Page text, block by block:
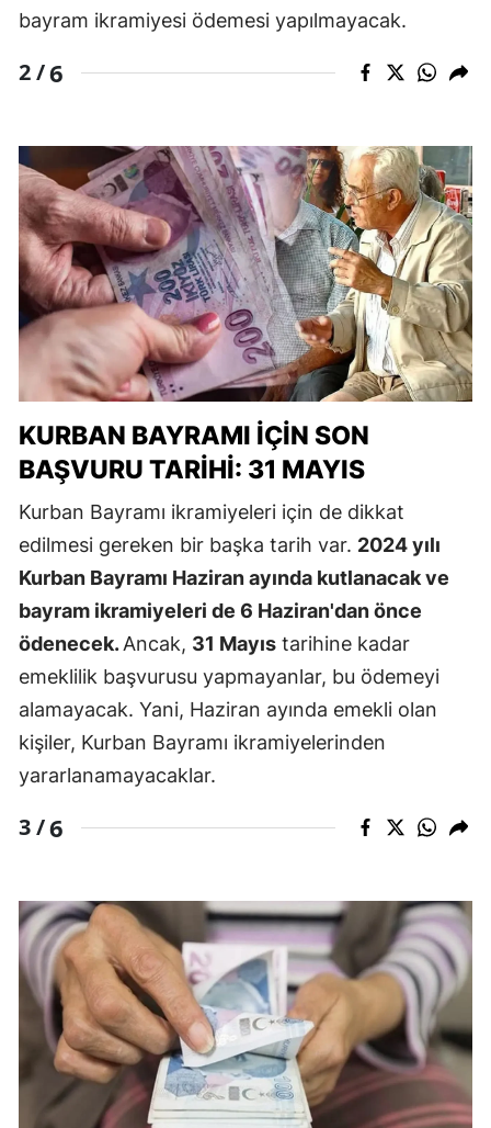
bayram ikramiyesi ödemesi yapılmayacak.
2 /6
KURBAN BAYRAMI İÇIN SON
BAŞVURU TARIHI: 31 MAYIS
Kurban Bayramı ikramiyeleri için de dikkat
edilmesi gereken bir başka tarih var. 2024 yılı
Kurban Bayramı Haziran ayında kutlanacak ve
bayram ikramiyeleri de 6 Haziran'dan önce
ödenecek.Ancak, 31 Mayıs tarihine kadar
emeklilik başvurusu yapmayanlar, bu ödemeyi
alamayacak. Yani, Haziran ayında emekli olan
kişiler, Kurban Bayramı ikramiyelerinden
yararlanamayacaklar.
3 /6